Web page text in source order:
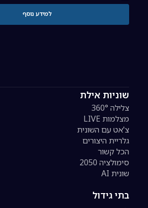
שוניות אילת
צלילה 360°
מצלמות LIVE
צ'אט עם השונית
גלריית היצורים
הכל קשור
סימולציה 2050
שונית AI
בתי גידול
למידע נוסף